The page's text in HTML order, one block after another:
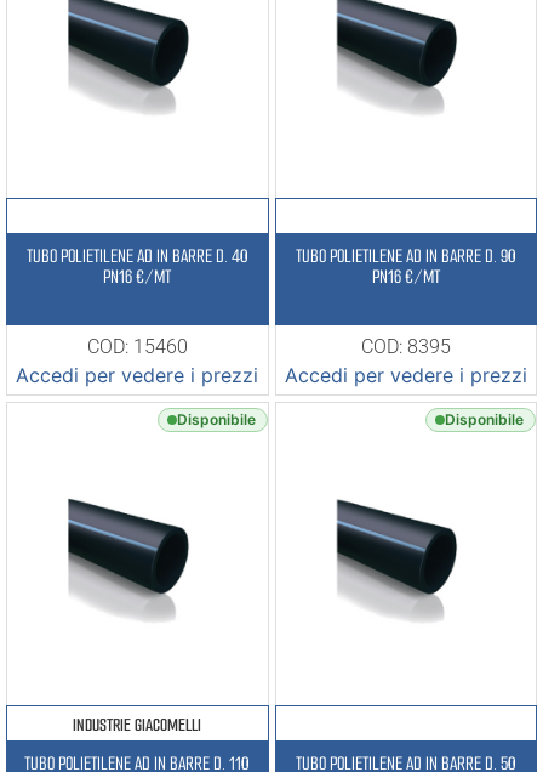
TUBO POLIETILENE AD IN BARRE D. 40
PN16 €/MT
COD: 15460
Accedi per vedere i prezzi
TUBO POLIETILENE AD IN BARRE D. 90
PN16 €/MT
COD: 8395
Accedi per vedere i prezzi
Disponibile
INDUSTRIE GIACOMELLI
TUBO POLIETILENE AD IN BARRE D. 110
Disponibile
TUBO POLIETILENE AD IN BARRE D. 50